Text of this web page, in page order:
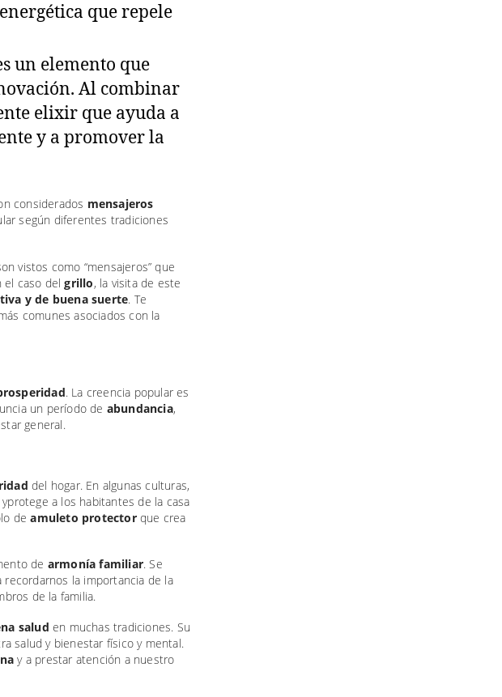
que repele
un elemento que
Al combinar
elixir que ayuda a
y a promover la
considerados mensajeros
según diferentes tradiciones
vistos como “mensajeros” que
el caso delgrillo, la visita de este
y de buena suerte. Te
comunes asociados con la
. La creencia popular es
un período de abundancia,
general.
del hogar. En algunas culturas,
yprotege a los habitantes de la casa
deamuleto protectorque crea
de armonía familiar. Se
la importancia de la
de la familia.
salud en muchas tradiciones. Su
salud y bienestar físico y mental.
y a prestar atención a nuestro